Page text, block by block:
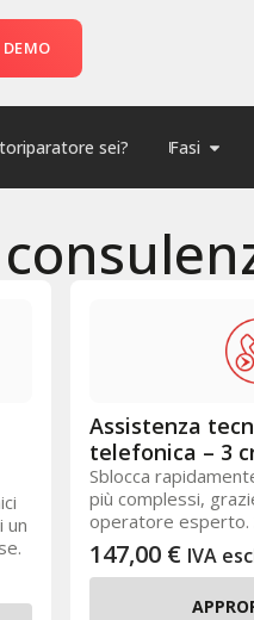
sei? Fasi
un
Assistenza
telefonica – 3
Sblocca
più complessi,
operatore esperto.
147,00 € IVA